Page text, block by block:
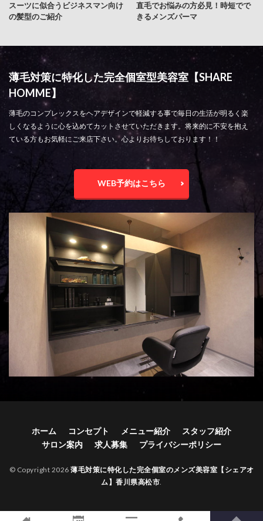
スーツに似合うビジネスマン向け
の髪型のご紹介
直毛でお悩みの方必見！時短でで
きるメンズパーマ
薄毛対策に特化した完全個室型美容室【SHARE
HOMME】
薄毛のコンプレックスをヘアデザインで軽減する事で毎日の生活が明るく楽
しくなるように心を込めてカットさせていただきます。将来的に不安を抱え
ている方もお気軽にご来店下さい。心よりお待ちしております！！
WEB予約はこちら
ホーム コンセプト メニュー紹介
スタッフ紹介
サロン案内
求人募集 プライバシーポリシー
© Copyright 2026 薄毛対策に特化した完全個室のメンズ美容室【シェアオ
ム】香川県高松市